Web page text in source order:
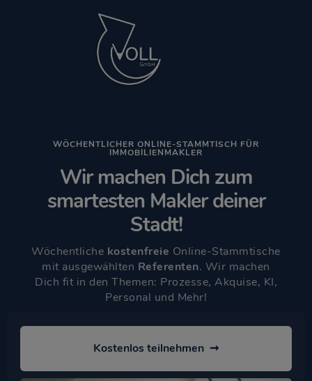
WÖCHENTLICHER ONLINE-STAMMTISCH FÜR
IMMOBILIENMAKLER
Wir machen Dich zum
smartesten Makler deiner
Stadt!
Wöchentliche kostenfreie Online-Stammtische
mit ausgewählten Referenten. Wir machen
Dich fit in den Themen: Prozesse, Akquise, KI,
Personal und Mehr!
Kostenlos teilnehmen  ➞